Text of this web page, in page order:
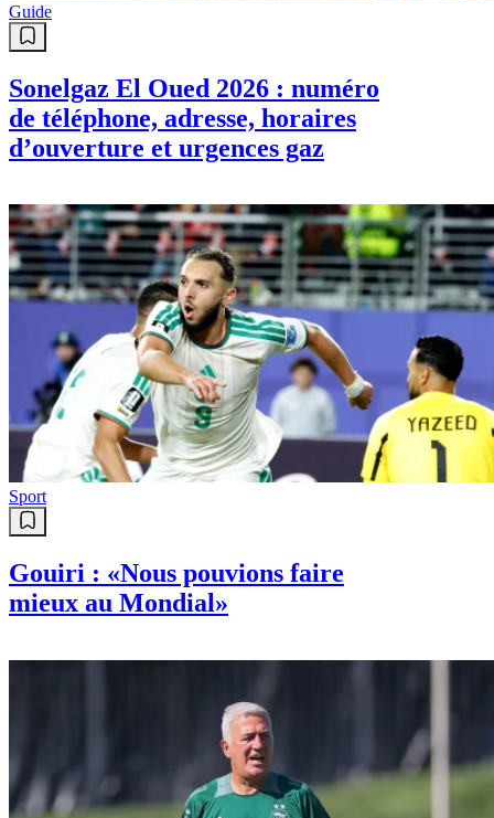
Guide
Sonelgaz El Oued 2026 : numéro
de téléphone, adresse, horaires
d’ouverture et urgences gaz
Sport
Gouiri : «Nous pouvions faire
mieux au Mondial»